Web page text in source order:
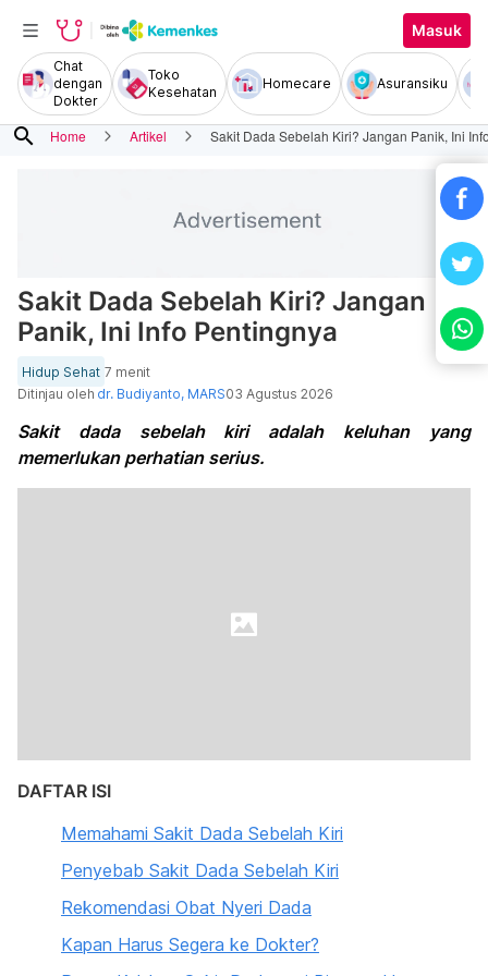
Masuk
Chat
dengan
Dokter
Toko
Kesehatan
Homecare Asuransiku
search Home Artikel Sakit Dada Sebelah Kiri? Jangan Panik, Ini
Sakit Dada Sebelah Kiri? Jangan
Panik, Ini Info Pentingnya
Hidup Sehat 7 menit
Ditinjau oleh dr. Budiyanto, MARS03 Agustus 2026
Sakit dada sebelah kiri adalah keluhan yang
memerlukan perhatian serius.
DAFTAR ISI
Memahami Sakit Dada Sebelah Kiri
Penyebab Sakit Dada Sebelah Kiri
Rekomendasi Obat Nyeri Dada
Kapan Harus Segera ke Dokter?